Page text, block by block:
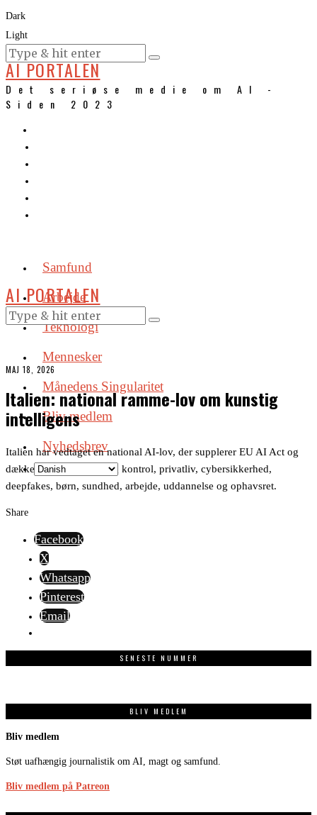
Dark
Light
KURSER
AI PORTALEN
Det seriøse medie om AI -
Siden 2023
Samfund
Arbejde
Teknologi
Mennesker
Månedens Singularitet
Bliv medlem
Nyhedsbrev
AI PORTALEN
MAJ 18, 2026
Italien: national ramme-lov om kunstig
intelligens
Italien har vedtaget en national AI-lov, der supplerer EU AI Act og
dækker bl.a. menneskelig kontrol, privatliv, cybersikkerhed,
deepfakes, børn, sundhed, arbejde, uddannelse og ophavsret.
Share
Facebook
X
Whatsapp
Pinterest
Email
SENESTE NUMMER
BLIV MEDLEM
Bliv medlem
Støt uafhængig journalistik om AI, magt og samfund.
Bliv medlem på Patreon